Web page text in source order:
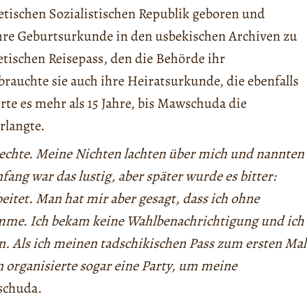
Sozialistischen Republik geboren und
Geburtsurkunde in den usbekischen Archiven zu
Reisepass, den die Behörde ihr
sie auch ihre Heiratsurkunde, die ebenfalls
es mehr als 15 Jahre, bis Mawschuda die
Meine Nichten lachten über mich und nannten
war das lustig, aber später wurde es bitter:
Man hat mir aber gesagt, dass ich ohne
Ich bekam keine Wahlbenachrichtigung und ich
Als ich meinen tadschikischen Pass zum ersten Mal
sogar eine Party, um meine